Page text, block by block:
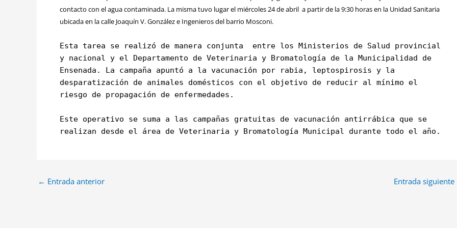
contacto con el agua contaminada. La misma tuvo lugar el miércoles 24 de abril a partir de la 9:30 horas en la Unidad Sanitaria
ubicada en la calle Joaquín V. González e Ingenieros del barrio Mosconi.
Esta tarea se realizó de manera conjunta entre los Ministerios de Salud provincial
y nacional y el Departamento de Veterinaria y Bromatología de la Municipalidad de
Ensenada. La campaña apuntó a la vacunación por rabia, leptospirosis y la
desparatización de animales domésticos con el objetivo de reducir al mínimo el
riesgo de propagación de enfermedades.
Este operativo se suma a las campañas gratuitas de vacunación antirrábica que se
realizan desde el área de Veterinaria y Bromatología Municipal durante todo el año.
← Entrada anterior Entrada siguiente